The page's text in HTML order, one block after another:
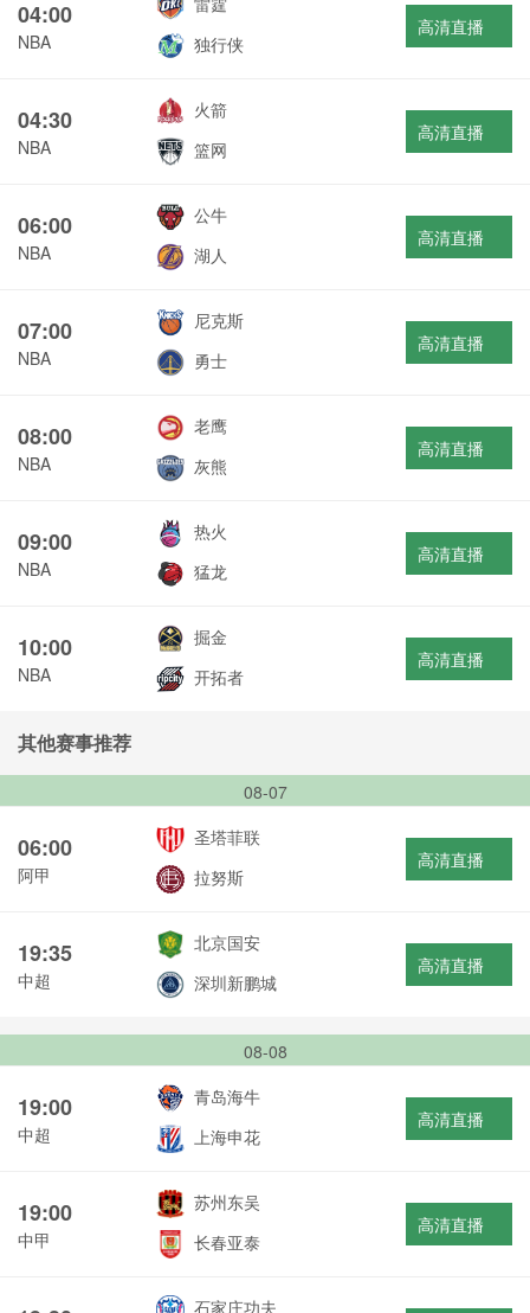
04:00
NBA
独行侠
高清直播
04:30
NBA
火箭
篮网
高清直播
06:00
NBA
公牛
湖人
高清直播
07:00
NBA
尼克斯
勇士
高清直播
08:00
NBA
老鹰
灰熊
高清直播
09:00
NBA
热火
猛龙
高清直播
10:00
NBA
掘金
开拓者
高清直播
其他赛事推荐
08-07
06:00
阿甲
圣塔菲联
拉努斯
高清直播
19:35
中超
北京国安
深圳新鹏城
高清直播
08-08
19:00
中超
青岛海牛
上海申花
高清直播
19:00
中甲
苏州东吴
长春亚泰
高清直播
石家庄功夫